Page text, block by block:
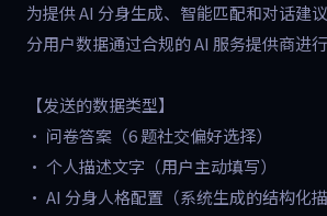
为提供 AI 分身生成、智能匹配和对话建
分用户数据通过合规的 AI 服务提供商进行
【发送的数据类型】
• 问卷答案（6 题社交偏好选择）
• 个人描述文字（用户主动填写）
• AI 分身人格配置（系统生成的结构化描